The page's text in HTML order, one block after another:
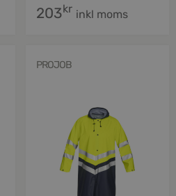
203kr inkl moms
PROJOB